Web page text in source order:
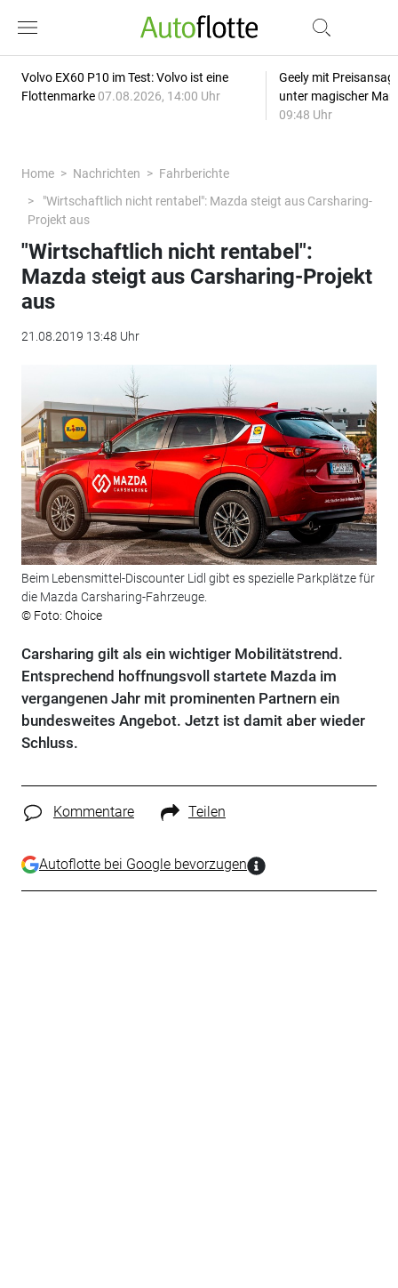
Volvo EX60 P10 im Test: Volvo ist eine
Flottenmarke 07.08.2026, 14:00 Uhr
Geely mit
unter magischer
09:48 Uhr
Home Nachrichten
Fahrberichte
"Wirtschaftlich nicht rentabel": Mazda steigt aus Carsharing-
Projekt aus
"Wirtschaftlich nicht rentabel":
Mazda steigt aus Carsharing-Projekt
aus
21.08.2019 13:48 Uhr
Beim Lebensmittel-Discounter Lidl gibt es spezielle Parkplätze für
die Mazda Carsharing-Fahrzeuge.
© Foto: Choice
Carsharing gilt als ein wichtiger Mobilitätstrend.
Entsprechend hoffnungsvoll startete Mazda im
vergangenen Jahr mit prominenten Partnern ein
bundesweites Angebot. Jetzt ist damit aber wieder
Schluss.
Kommentare Teilen
Autoflotte bei Google bevorzugen